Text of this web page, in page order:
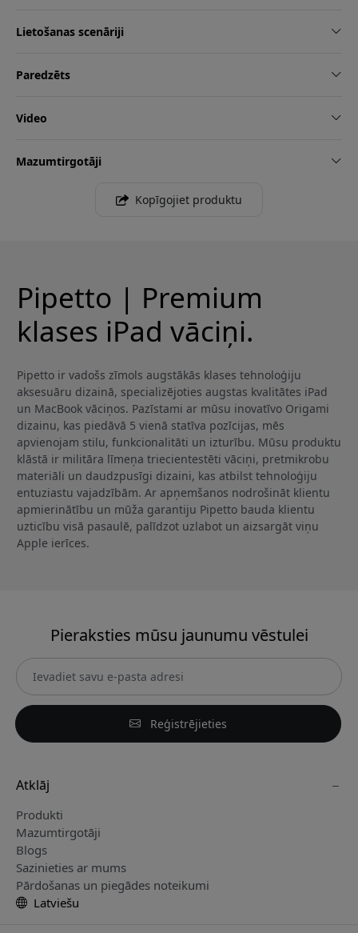
Lietošanas scenāriji
Paredzēts
Video
Mazumtirgotāji
Kopīgojiet produktu
Pipetto | Premium
klases iPad vāciņi.
Pipetto ir vadošs zīmols augstākās klases tehnoloģiju
aksesuāru dizainā, specializējoties augstas kvalitātes iPad
un MacBook vāciņos. Pazīstami ar mūsu inovatīvo Origami
dizainu, kas piedāvā 5 vienā statīva pozīcijas, mēs
apvienojam stilu, funkcionalitāti un izturību. Mūsu produktu
klāstā ir militāra līmeņa triecientestēti vāciņi, pretmikrobu
materiāli un daudzpusīgi dizaini, kas atbilst tehnoloģiju
entuziastu vajadzībām. Ar apņemšanos nodrošināt klientu
apmierinātību un mūža garantiju Pipetto bauda klientu
uzticību visā pasaulē, palīdzot uzlabot un aizsargāt viņu
Apple ierīces.
Pieraksties mūsu jaunumu vēstulei
Reģistrējieties
Atklāj
Produkti
Mazumtirgotāji
Blogs
Sazinieties ar mums
Pārdošanas un piegādes noteikumi
Latviešu